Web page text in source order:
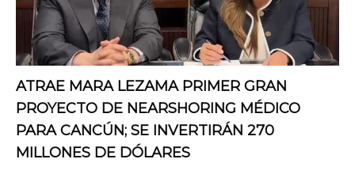
ATRAE MARA LEZAMA PRIMER GRAN
PROYECTO DE NEARSHORING MÉDICO
PARA CANCÚN; SE INVERTIRÁN 270
MILLONES DE DÓLARES